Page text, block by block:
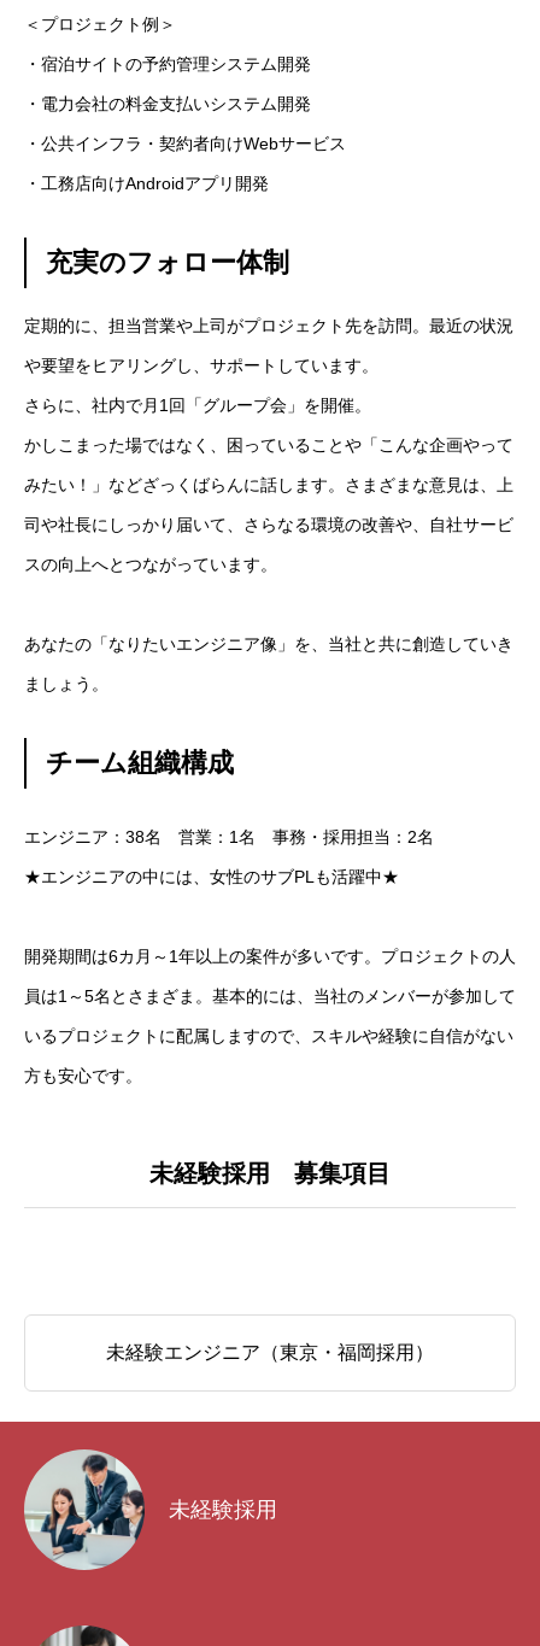
＜プロジェクト例＞
・宿泊サイトの予約管理システム開発
・電力会社の料金支払いシステム開発
・公共インフラ・契約者向けWebサービス
・工務店向けAndroidアプリ開発
充実のフォロー体制
定期的に、担当営業や上司がプロジェクト先を訪問。最近の状況
や要望をヒアリングし、サポートしています。
さらに、社内で月1回「グループ会」を開催。
かしこまった場ではなく、困っていることや「こんな企画やって
みたい！」などざっくばらんに話します。さまざまな意見は、上
司や社長にしっかり届いて、さらなる環境の改善や、自社サービ
スの向上へとつながっています。
あなたの「なりたいエンジニア像」を、当社と共に創造していき
ましょう。
チーム組織構成
エンジニア：38名 営業：1名 事務・採用担当：2名
★エンジニアの中には、女性のサブPLも活躍中★
開発期間は6カ月～1年以上の案件が多いです。プロジェクトの人
員は1～5名とさまざま。基本的には、当社のメンバーが参加して
いるプロジェクトに配属しますので、スキルや経験に自信がない
方も安心です。
未経験採用 募集項目
未経験エンジニア（東京・福岡採用）
未経験採用